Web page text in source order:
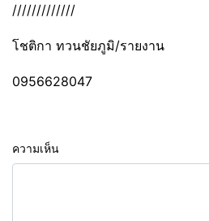
/////////////
โชติกา ทวนชัยภูมิ/รายงาน
0956628047
ความเห็น